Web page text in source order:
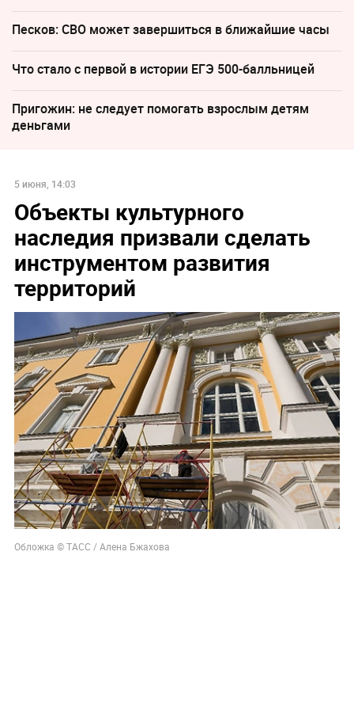
Песков: СВО может завершиться в ближайшие часы
Что стало с первой в истории ЕГЭ 500-балльницей
Пригожин: не следует помогать взрослым детям
деньгами
5 июня, 14:03
Объекты культурного
наследия призвали сделать
инструментом развития
территорий
Обложка © ТАСС / Алена Бжахова